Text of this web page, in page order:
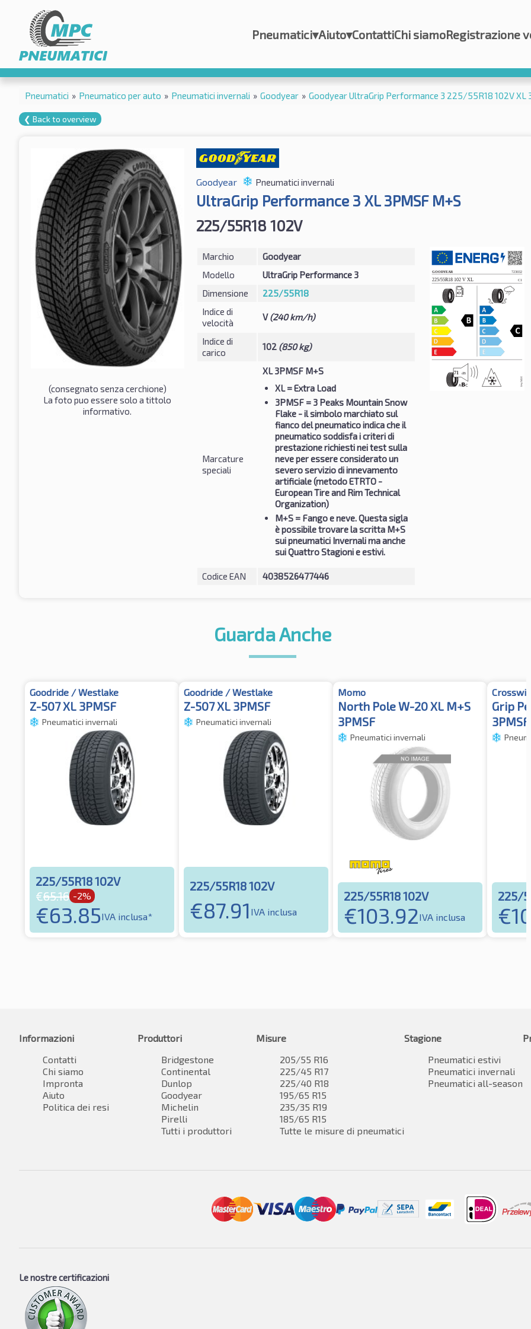
Pneumatici▾Aiuto▾ContattiChi siamoRegistrazione
Pneumatici » Pneumatico per auto » Pneumatici invernali » Goodyear » Goodyear UltraGrip Performance 3 225/55R18 102V XL
❮ Back to overview
(consegnato senza cerchione)
La foto puo essere solo a tittolo
informativo.
Goodyear Pneumatici invernali
UltraGrip Performance 3 XL 3PMSF M+S
225/55R18 102V
Marchio
Goodyear
Modello
UltraGrip Performance 3
Dimensione
225/55R18
Indice di
velocità
V(240 km/h)
Indice di
carico
102 (850 kg)
Marcature
speciali
XL 3PMSF M+S
XL= Extra Load
3PMSF= 3 Peaks Mountain Snow
Flake - il simbolo marchiato sul
fianco del pneumatico indica che il
pneumatico soddisfa i criteri di
prestazione richiesti nei test sulla
neve per essere considerato un
severo servizio di innevamento
artificiale (metodo ETRTO -
European Tire and Rim Technical
Organization)
M+S= Fango e neve. Questa sigla
è possibile trovare la scritta M+S
sui pneumatici Invernali ma anche
sui Quattro Stagioni e estivi.
Codice EAN 4038526477446
Guarda Anche
Goodride / Westlake
Z-507 XL 3PMSF
Pneumatici invernali
225/55R18 102V
€65.16 -2%
€63.85IVA inclusa*
Goodride / Westlake
Z-507 XL 3PMSF
Pneumatici invernali
225/55R18 102V
€87.91 IVA inclusa
Momo
North Pole W-20 XL M+S
3PMSF
Pneumatici invernali
225/55R18 102V
€103.92IVA inclusa
Crosswind
Grip
3PMSF
225/
€
Informazioni
Contatti
Chi siamo
Impronta
Aiuto
Politica dei resi
Produttori
Bridgestone
Continental
Dunlop
Goodyear
Michelin
Pirelli
Tutti i produttori
Misure
205/55 R16
225/45 R17
225/40 R18
195/65 R15
235/35 R19
185/65 R15
Tutte le misure di pneumatici
Stagione
Pneumatici estivi
Pneumatici invernali
Pneumatici all-season
Le nostre certificazioni